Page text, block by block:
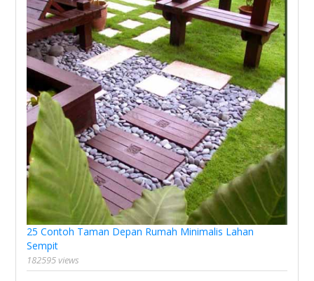
25 Contoh Taman Depan Rumah Minimalis Lahan
Sempit
182595 views